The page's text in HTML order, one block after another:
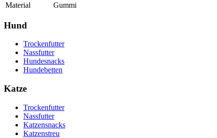
Material
Gummi
Hund
Trockenfutter
Nassfutter
Hundesnacks
Hundebetten
Katze
Trockenfutter
Nassfutter
Katzensnacks
Katzenstreu